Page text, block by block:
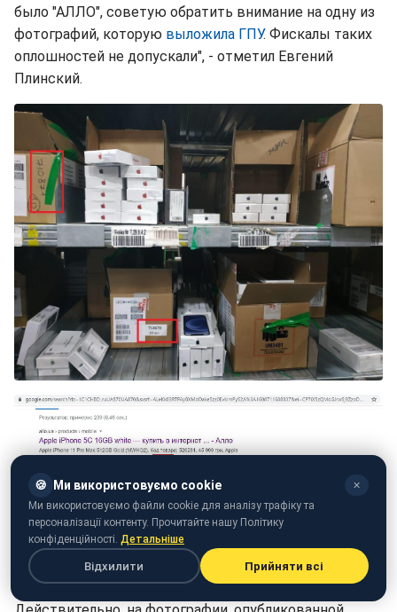
было "АЛЛО", советую обратить внимание на одну из
фотографий, которую выложила ГПУ. Фискалы таких
оплошностей не допускали", - отметил Евгений
Плинский.
🍪 Ми використовуємо cookie ✕
Ми використовуємо файли cookie для аналізу трафіку та
персоналізації контенту. Прочитайте нашу Політику
конфіденційності. Детальніше
Відхилити Прийняти всі